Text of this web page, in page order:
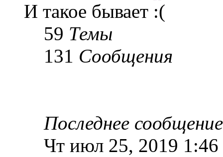
И такое бывает
59 Темы
131 Сообщения
Последнее сообщение
Чт июл 25, 2019 1:46